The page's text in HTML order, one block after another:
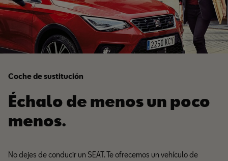
Coche de sustitución
Échalo de menos un poco
menos.
No dejes de conducir un SEAT. Te ofrecemos un vehículo de